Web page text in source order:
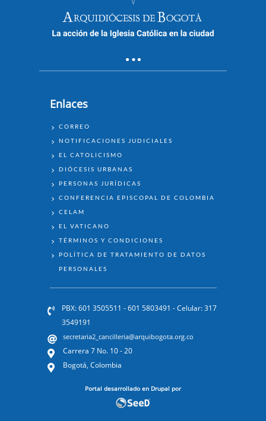
Enlaces
ENLACES
CORREO
NOTIFICACIONES JUDICIALES
EL CATOLICISMO
DIÓCESIS URBANAS
PERSONAS JURÍDICAS
CONFERENCIA EPISCOPAL DE COLOMBIA
CELAM
EL VATICANO
TÉRMINOS Y CONDICIONES
POLÍTICA DE TRATAMIENTO DE DATOS
PERSONALES
PBX: 601 3505511 - 601 5803491 - Celular: 317
3549191
secretaria2_cancilleria@arquibogota.org.co
Carrera 7 No. 10 - 20
Bogotá, Colombia
Portal desarrollado en Drupal por